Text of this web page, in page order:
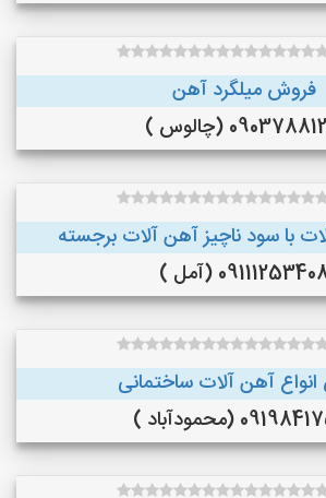
فروش میلگرد آهن
(چالوس )
با سود ناچیز آهن آلات برجسته
(آمل )
آهن آلات ساختمانی
(محمودآباد )